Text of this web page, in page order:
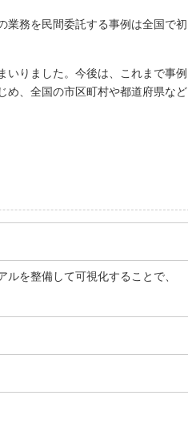
業務を民間委託する事例は全国で初
いりました。今後は、これまで事例
め、全国の市区町村や都道府県など
を整備して可視化することで、